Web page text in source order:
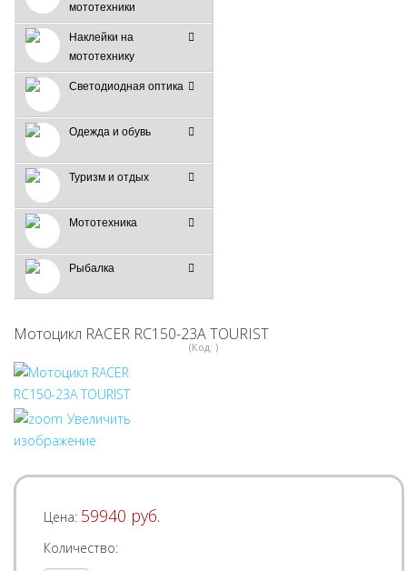
мототехники
Наклейки на
мототехнику
Светодиодная оптика
Одежда и обувь
Туризм и отдых
Мототехника
Рыбалка
Мотоцикл RACER RC150-23A TOURIST
(Код: )
Увеличить
изображение
Цена: 59940 руб.
Количество: